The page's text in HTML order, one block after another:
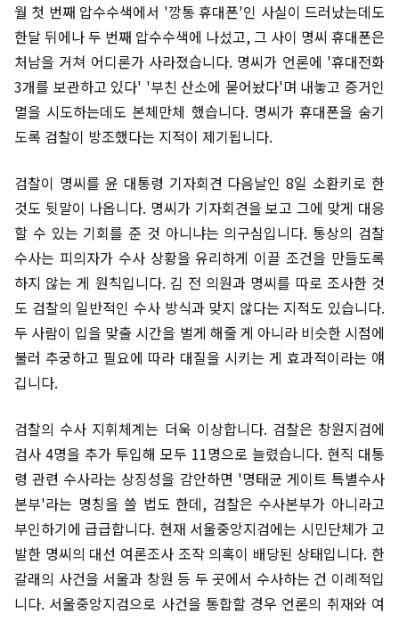
월 첫 번째 압수수색에서 '깡통 휴대폰'인 사실이 드러났는데도
한달 뒤에나 두 번째 압수수색에 나섰고, 그 사이 명씨 휴대폰은
처남을 거쳐 어디론가 사라졌습니다. 명씨가 언론에 '휴대전화
3개를 보관하고 있다' '부친 산소에 묻어놨다'며 내놓고 증거인
멸을 시도하는데도 본체만체 했습니다. 명씨가 휴대폰을 숨기
도록 검찰이 방조했다는 지적이 제기됩니다.
검찰이 명씨를 윤 대통령 기자회견 다음날인 8일 소환키로 한
것도 뒷말이 나옵니다. 명씨가 기자회견을 보고 그에 맞게 대응
할 수 있는 기회를 준 것 아니냐는 의구심입니다. 통상의 검찰
수사는 피의자가 수사 상황을 유리하게 이끌 조건을 만들도록
하지 않는 게 원칙입니다. 김 전 의원과 명씨를 따로 조사한 것
도 검찰의 일반적인 수사 방식과 맞지 않다는 지적도 있습니다.
두 사람이 입을 맞출 시간을 벌게 해줄 게 아니라 비슷한 시점에
불러 추궁하고 필요에 따라 대질을 시키는 게 효과적이라는 얘
깁니다.
검찰의 수사 지휘체계는 더욱 이상합니다. 검찰은 창원지검에
검사 4명을 추가 투입해 모두 11명으로 늘렸습니다. 현직 대통
령 관련 수사라는 상징성을 감안하면 '명태균 게이트 특별수사
본부'라는 명칭을 쓸 법도 한데, 검찰은 수사본부가 아니라고
부인하기에 급급합니다. 현재 서울중앙지검에는 시민단체가 고
발한 명씨의 대선 여론조사 조작 의혹이 배당된 상태입니다. 한
갈래의 사건을 서울과 창원 등 두 곳에서 수사하는 건 이례적입
니다. 서울중앙지검으로 사건을 통합할 경우 언론의 취재와 여